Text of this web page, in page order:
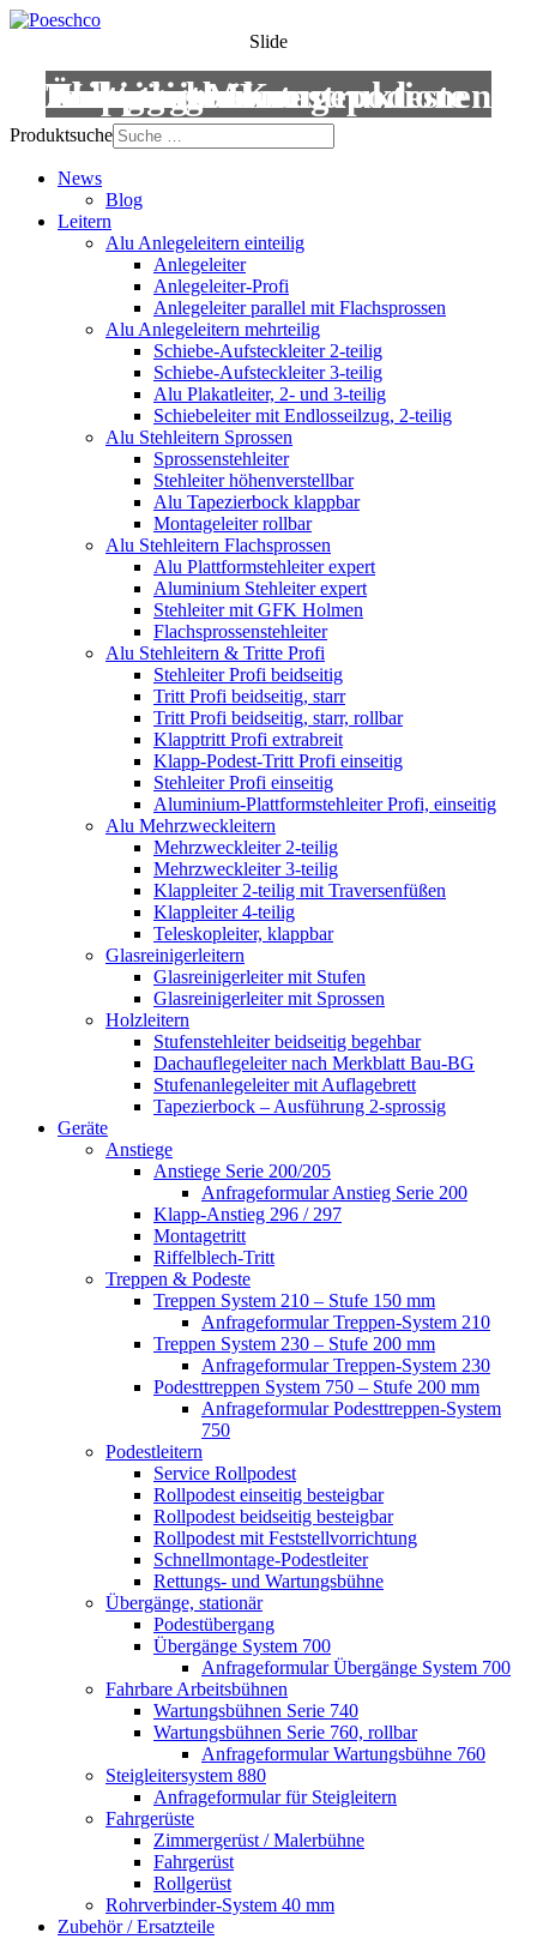
Slide
Leitern
Treppen
Anstiege
Podestleitern
Roll- und Montagepodeste
Wartungsbühnen
Übergänge
Aluminium-Konstruktionen
Produktsuche
News
Blog
Leitern
Alu Anlegeleitern einteilig
Anlegeleiter
Anlegeleiter-Profi
Anlegeleiter parallel mit Flachsprossen
Alu Anlegeleitern mehrteilig
Schiebe-Aufsteckleiter 2-teilig
Schiebe-Aufsteckleiter 3-teilig
Alu Plakatleiter, 2- und 3-teilig
Schiebeleiter mit Endlosseilzug, 2-teilig
Alu Stehleitern Sprossen
Sprossenstehleiter
Stehleiter höhenverstellbar
Alu Tapezierbock klappbar
Montageleiter rollbar
Alu Stehleitern Flachsprossen
Alu Plattformstehleiter expert
Aluminium Stehleiter expert
Stehleiter mit GFK Holmen
Flachsprossenstehleiter
Alu Stehleitern & Tritte Profi
Stehleiter Profi beidseitig
Tritt Profi beidseitig, starr
Tritt Profi beidseitig, starr, rollbar
Klapptritt Profi extrabreit
Klapp-Podest-Tritt Profi einseitig
Stehleiter Profi einseitig
Aluminium-Plattformstehleiter Profi, einseitig
Alu Mehrzweckleitern
Mehrzweckleiter 2-teilig
Mehrzweckleiter 3-teilig
Klappleiter 2-teilig mit Traversenfüßen
Klappleiter 4-teilig
Teleskopleiter, klappbar
Glasreinigerleitern
Glasreinigerleiter mit Stufen
Glasreinigerleiter mit Sprossen
Holzleitern
Stufenstehleiter beidseitig begehbar
Dachauflegeleiter nach Merkblatt Bau-BG
Stufenanlegeleiter mit Auflagebrett
Tapezierbock – Ausführung 2-sprossig
Geräte
Anstiege
Anstiege Serie 200/205
Anfrageformular Anstieg Serie 200
Klapp-Anstieg 296 / 297
Montagetritt
Riffelblech-Tritt
Treppen & Podeste
Treppen System 210 – Stufe 150 mm
Anfrageformular Treppen-System 210
Treppen System 230 – Stufe 200 mm
Anfrageformular Treppen-System 230
Podesttreppen System 750 – Stufe 200 mm
Anfrageformular Podesttreppen-System
750
Podestleitern
Service Rollpodest
Rollpodest einseitig besteigbar
Rollpodest beidseitig besteigbar
Rollpodest mit Feststellvorrichtung
Schnellmontage-Podestleiter
Rettungs- und Wartungsbühne
Übergänge, stationär
Podestübergang
Übergänge System 700
Anfrageformular Übergänge System 700
Fahrbare Arbeitsbühnen
Wartungsbühnen Serie 740
Wartungsbühnen Serie 760, rollbar
Anfrageformular Wartungsbühne 760
Steigleitersystem 880
Anfrageformular für Steigleitern
Fahrgerüste
Zimmergerüst / Malerbühne
Fahrgerüst
Rollgerüst
Rohrverbinder-System 40 mm
Zubehör / Ersatzteile